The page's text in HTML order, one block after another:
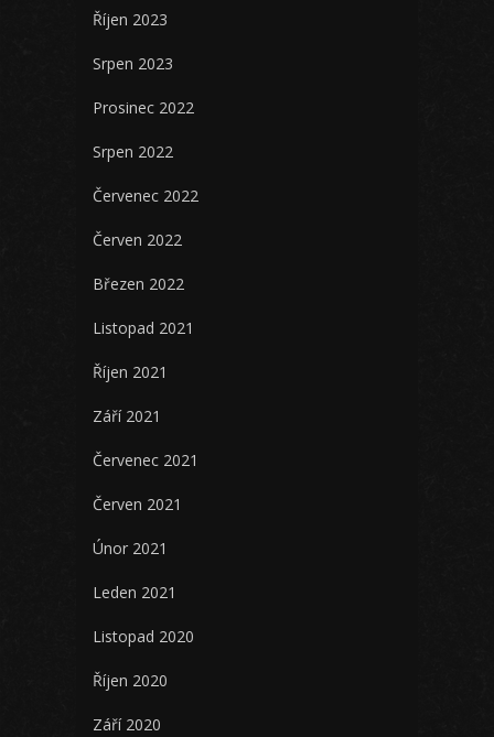
Říjen 2023
Srpen 2023
Prosinec 2022
Srpen 2022
Červenec 2022
Červen 2022
Březen 2022
Listopad 2021
Říjen 2021
Září 2021
Červenec 2021
Červen 2021
Únor 2021
Leden 2021
Listopad 2020
Říjen 2020
Září 2020